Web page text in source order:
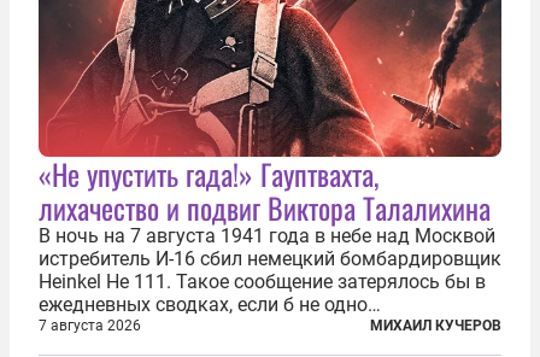
«Не упустить гада!» Гауптвахта,
лихачество и подвиг Виктора Талалихина
В ночь на 7 августа 1941 года в небе над Москвой
истребитель И-16 сбил немецкий бомбардировщик
Heinkel He 111. Такое сообщение затерялось бы в
ежедневных сводках, если б не одно
обстоятельство. Это был один из первых в
истории отечественной авиации ночных таранов.
7 августа 2026 МИХАИЛ КУЧЕРОВ